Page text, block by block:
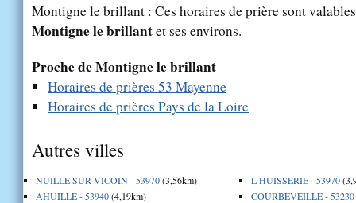
Montigne le brillant : Ces horaires de prière sont
Montigne le brillantet ses environs.
Proche de Montigne le brillant
Horaires de prières 53 Mayenne
Horaires de prières Pays de la Loire
Autres villes
NUILLE SUR VICOIN - 53970(3,56km)
AHUILLE - 53940(4,19km)
L HUISSERIE - 53970
COURBEVEILLE - 53230